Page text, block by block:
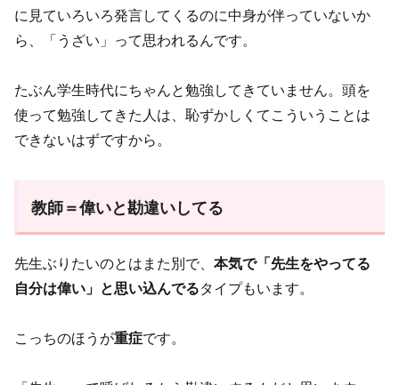
に見ていろいろ発言してくるのに中身が伴っていないか
ら、「うざい」って思われるんです。
たぶん学生時代にちゃんと勉強してきていません。頭を
使って勉強してきた人は、恥ずかしくてこういうことは
できないはずですから。
教師＝偉いと勘違いしてる
先生ぶりたいのとはまた別で、本気で「先生をやってる
自分は偉い」と思い込んでるタイプもいます。
こっちのほうが重症です。